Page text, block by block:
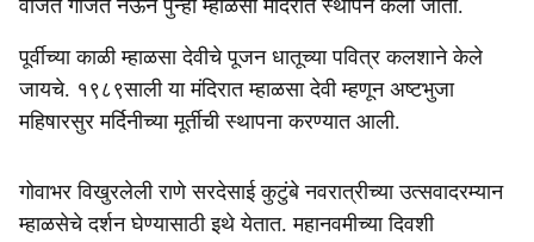
वाजत गाजत नेऊन पुन्हा म्हाळसा मंदिरात स्थापन केला जातो.
पूर्वीच्या काळी म्हाळसा देवीचे पूजन धातूच्या पवित्र कलशाने केले
जायचे. १९८९साली या मंदिरात म्हाळसा देवी म्हणून अष्टभुजा
महिषारसुर मर्दिनीच्या मूर्तीची स्थापना करण्यात आली.
गोवाभर विखुरलेली राणे सरदेसाई कुटुंबे नवरात्रीच्या उत्सवादरम्यान
म्हाळसेचे दर्शन घेण्यासाठी इथे येतात. महानवमीच्या दिवशी